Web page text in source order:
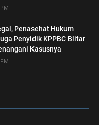
Penasehat Hukum
Penyidik KPPBC Blitar
Kasusnya